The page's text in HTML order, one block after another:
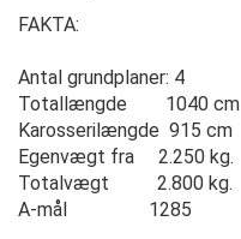
FAKTA:
Antal grundplaner: 4
Totallængde 1040 cm
Karosserilængde 915 cm
Egenvægt fra 2.250 kg.
Totalvægt 2.800 kg.
A-mål 1285